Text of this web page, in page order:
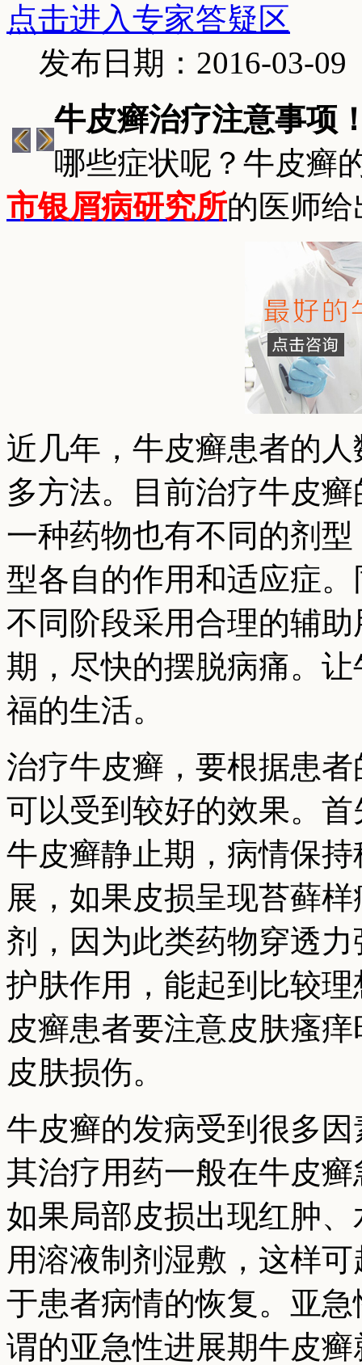
点击进入专家答疑区
发布日期：2016-03-09
牛皮癣治疗注意事项
哪些症状呢？牛皮癣
市银屑病研究所的医师
近几年，牛皮癣患者的
多方法。目前治疗牛皮
一种药物也有不同的剂
型各自的作用和适应症
不同阶段采用合理的辅
期，尽快的摆脱病痛。
福的生活。
治疗牛皮癣，要根据患
可以受到较好的效果。
牛皮癣静止期，病情保
展，如果皮损呈现苔藓
剂，因为此类药物穿透
护肤作用，能起到比较
皮癣患者要注意皮肤瘙
皮肤损伤。
牛皮癣的发病受到很多
其治疗用药一般在牛皮
如果局部皮损出现红肿
用溶液制剂湿敷，这样
于患者病情的恢复。亚
谓的亚急性进展期牛皮